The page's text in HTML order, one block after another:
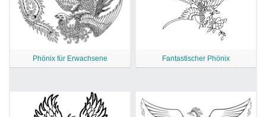
Phönix für Erwachsene Fantastischer Phönix